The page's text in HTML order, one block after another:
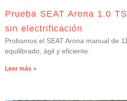
Prueba SEAT Arona 1.0
sin electrificación
Probamos el SEAT Arona manual de
equilibrado, ágil y eficiente.
Leer más »